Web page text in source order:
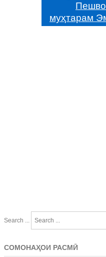
муҳтарам
Search ...
СОМОНАҲОИ РАСМӢ